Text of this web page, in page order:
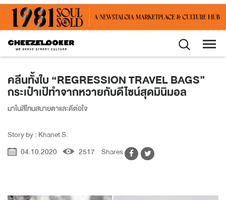
คลีนทั้งใบ “REGRESSION TRAVEL BAGS”
กระเป๋าเป้ทำจากหวายกับดีไซน์สุดมินิมอล
มาในสีโทนสบายตาและดีต่อใจ
Story by : Khanet S.
04.10.2020
2517 Shares